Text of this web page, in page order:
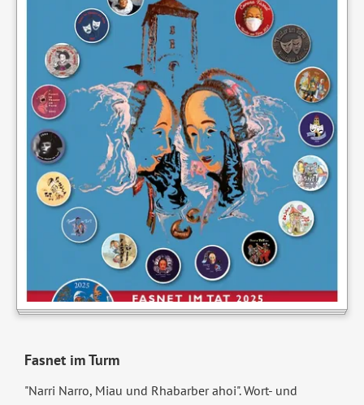
Fasnet im Turm
"Narri Narro, Miau und Rhabarber ahoi". Wort- und